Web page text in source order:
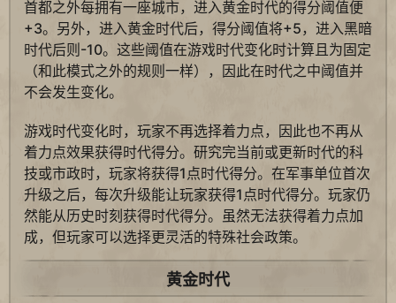
首都之外每拥有一座城市，进入黄金时代的得分阈值便
+3。另外，进入黄金时代后，得分阈值将+5，进入黑暗
时代后则-10。这些阈值在游戏时代变化时计算且为固定
（和此模式之外的规则一样），因此在时代之中阈值并
不会发生变化。
游戏时代变化时，玩家不再选择着力点，因此也不再从
着力点效果获得时代得分。研究完当前或更新时代的科
技或市政时，玩家将获得1点时代得分。在军事单位首次
升级之后，每次升级能让玩家获得1点时代得分。玩家仍
然能从历史时刻获得时代得分。虽然无法获得着力点加
成，但玩家可以选择更灵活的特殊社会政策。
黄金时代